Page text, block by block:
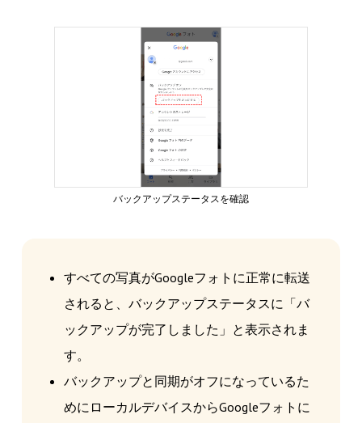
バックアップステータスを確認
すべての写真がGoogleフォトに正常に転送
されると、バックアップステータスに「バ
ックアップが完了しました」と表示されま
す。
バックアップと同期がオフになっているた
めにローカルデバイスからGoogleフォトに